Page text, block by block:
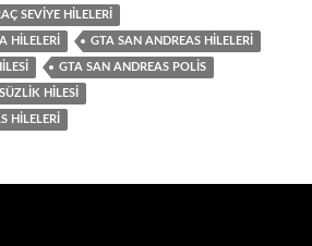
SEVIYE HILELERI
HILELERI GTA SAN ANDREAS HILELERI
GTA SAN ANDREAS POLIS
HILESI
HILELERI